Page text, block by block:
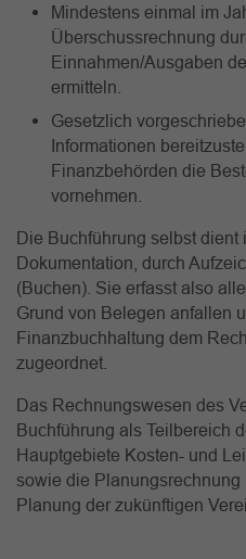
Mindestens einmal im
Überschussrechnung
Einnahmen/Ausgaben
ermitteln.
Gesetzlich
Informationen
Finanzbehörden die
vornehmen.
Die Buchführung selbst dient
Dokumentation, durch
(Buchen). Sie erfasst also
Grund von Belegen anfallen
Finanzbuchhaltung dem
zugeordnet.
Das Rechnungswesen des
Buchführung als Teilbereich
Hauptgebiete Kosten- und
sowie die
Planung der zukünftigen